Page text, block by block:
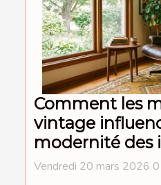
Comment les
vintage
modernité des
Vendredi 20 mars 2026